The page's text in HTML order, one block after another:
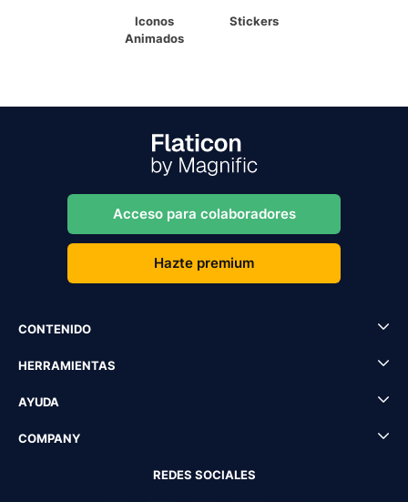
Iconos
Animados
Stickers
Acceso para colaboradores
Hazte premium
CONTENIDO
HERRAMIENTAS
AYUDA
COMPANY
REDES SOCIALES